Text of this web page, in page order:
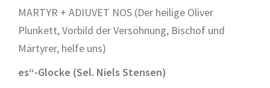
MARTYR + ADIUVET NOS (Der heilige Oliver
Plunkett, Vorbild der Versöhnung, Bischof und
Märtyrer, helfe uns)
es“-Glocke (Sel. Niels Stensen)